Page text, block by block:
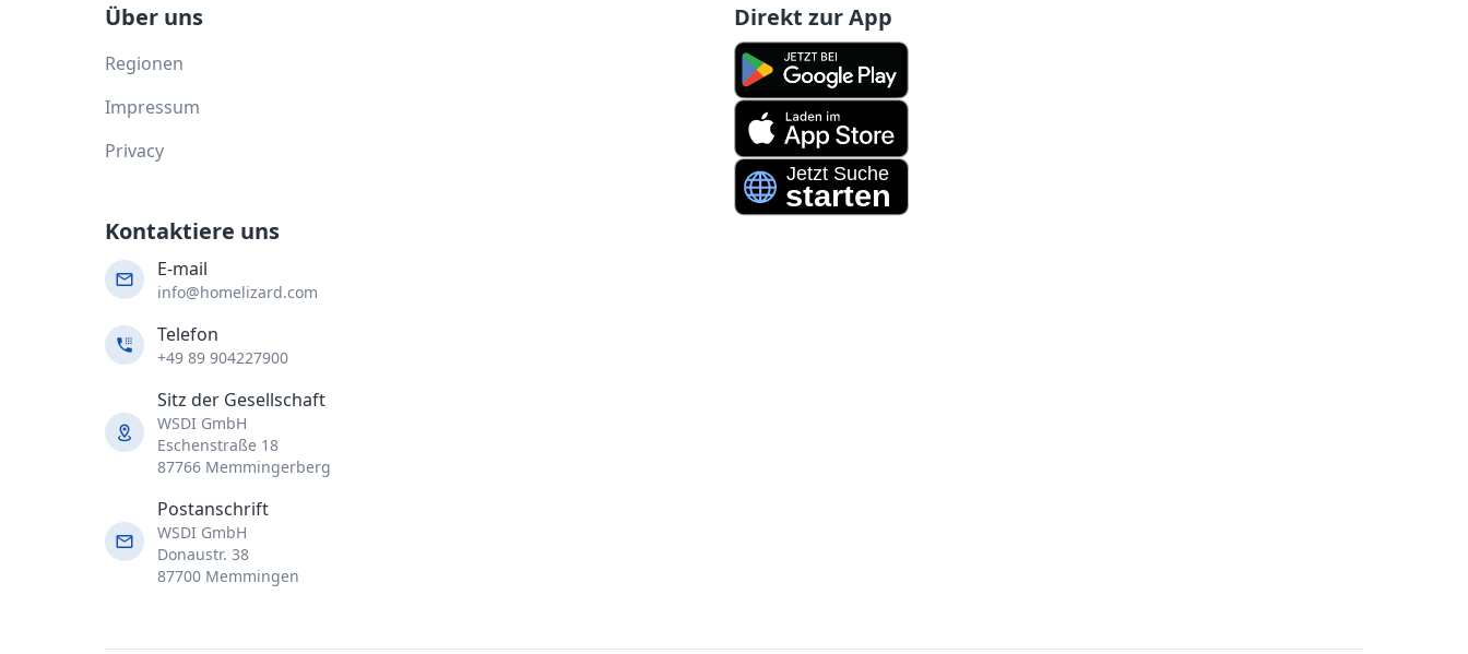
Über uns
Regionen
Impressum
Privacy
Direkt zur App
Kontaktiere uns
E-mail
info@homelizard.com
Telefon
+49 89 904227900
Sitz der Gesellschaft
WSDI GmbH
Eschenstraße 18
87766 Memmingerberg
Postanschrift
WSDI GmbH
Donaustr. 38
87700 Memmingen